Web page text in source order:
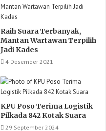
Raih Suara Terbanyak,
Mantan Wartawan Terpilih
Jadi Kades
4 Desember 2021
KPU Poso Terima Logistik
Pilkada 842 Kotak Suara
29 September 2024